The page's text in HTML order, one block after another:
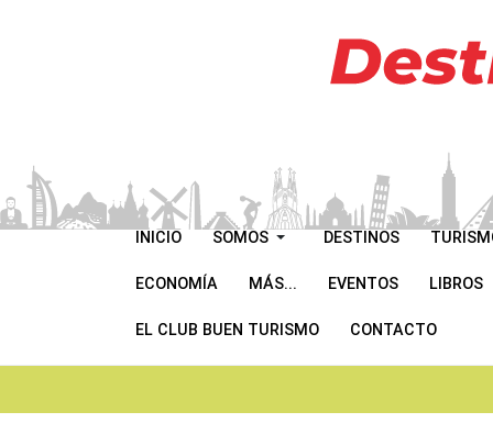
INICIO SOMOS DESTINOS
ECONOMÍA MÁS... EVENTOS LIBROS
EL CLUB BUEN TURISMO CONTACTO